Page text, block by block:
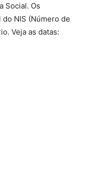
Social. Os
NIS (Número de
Veja as datas: